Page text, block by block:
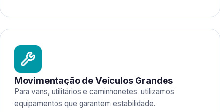
Movimentação de Veículos Grandes
Para vans, utilitários e caminhonetes, utilizamos
equipamentos que garantem estabilidade.